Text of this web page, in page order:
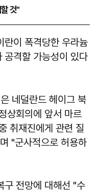
것"
란이 폭격당한 우라늄
공격할 가능성이 있다
네덜란드 헤이그 북
상회의에 앞서 마르
취재진에게 관련 질
"군사적으로 허용하
구 전망에 대해선 "수